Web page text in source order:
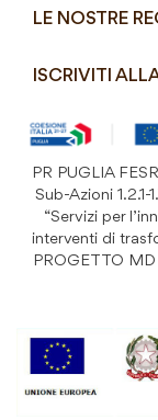
Ristorazione
Detergenza e
Festività
Prodotti
Costi di
LE NOSTRE
ISCRIVITI
alla
Newsletter:
ISCRIVITI
PR PUGLIA
Sub-Azioni
“Servizi per
interventi di
PROGETTO